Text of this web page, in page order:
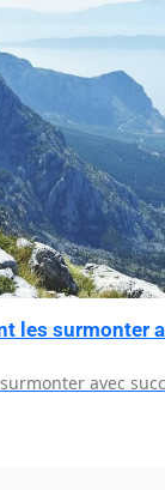
les surmonter
avec